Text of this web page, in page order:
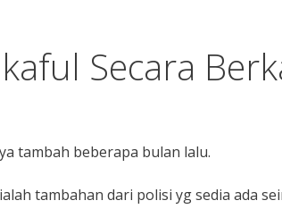
Secara
tambah beberapa bulan lalu.
tambahan dari polisi yg sedia ada